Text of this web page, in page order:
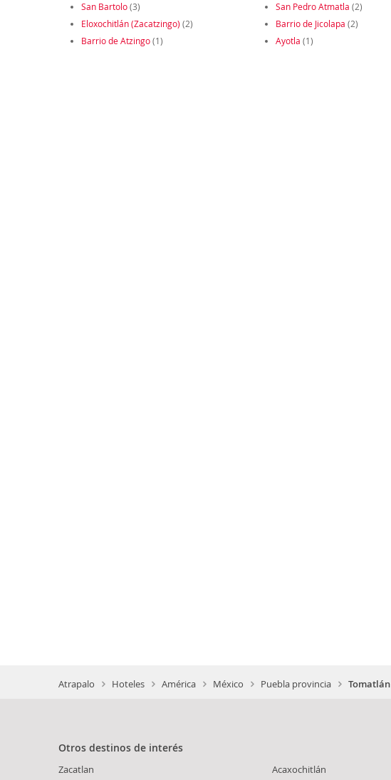
San Bartolo(3) San Pedro Atmatla (2)
Eloxochitlán (Zacatzingo) (2) Barrio de Jicolapa (2)
Barrio de Atzingo(1) Ayotla (1)
Atrapalo Hoteles América México Puebla provincia Tomatlán
Otros destinos de interés
Zacatlan
Acaxochitlán